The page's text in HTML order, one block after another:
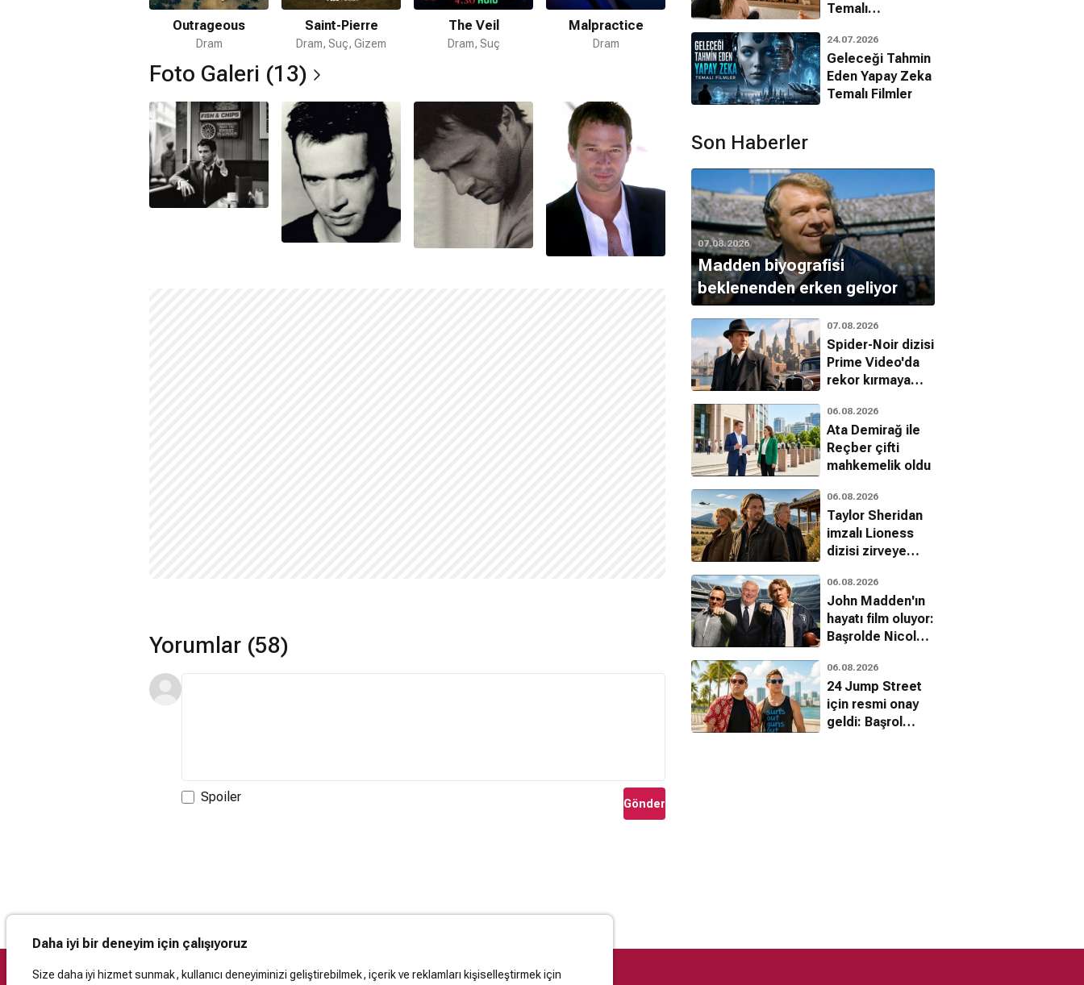
Outrageous
Dram
Saint-Pierre
Dram, Suç, Gizem
The Veil
Dram, Suç
Malpractice
Dram
Foto Galeri (13)
Yorumlar (58)
Spoiler Gönder
Temalı
Filmleri
24.07.2026
Geleceği Tahmin
Eden Yapay Zeka
Temalı Filmler
Son Haberler
07.08.2026
Madden biyografisi
beklenenden erken geliyor
07.08.2026
Spider-Noir dizisi
Prime Video'da
rekor kırmaya
06.08.2026
Ata Demirağ ile
Reçber çifti
mahkemelik oldu
06.08.2026
Taylor Sheridan
imzalı Lioness
dizisi zirveye
06.08.2026
John Madden'ın
hayatı film oluyor:
Başrolde Nicolas
06.08.2026
24 Jump Street
için resmi onay
geldi: Başrol
Daha iyi bir deneyim için çalışıyoruz
Size daha iyi hizmet sunmak, kullanıcı deneyiminizi geliştirebilmek, içerik ve reklamları kişiselleştirmek için